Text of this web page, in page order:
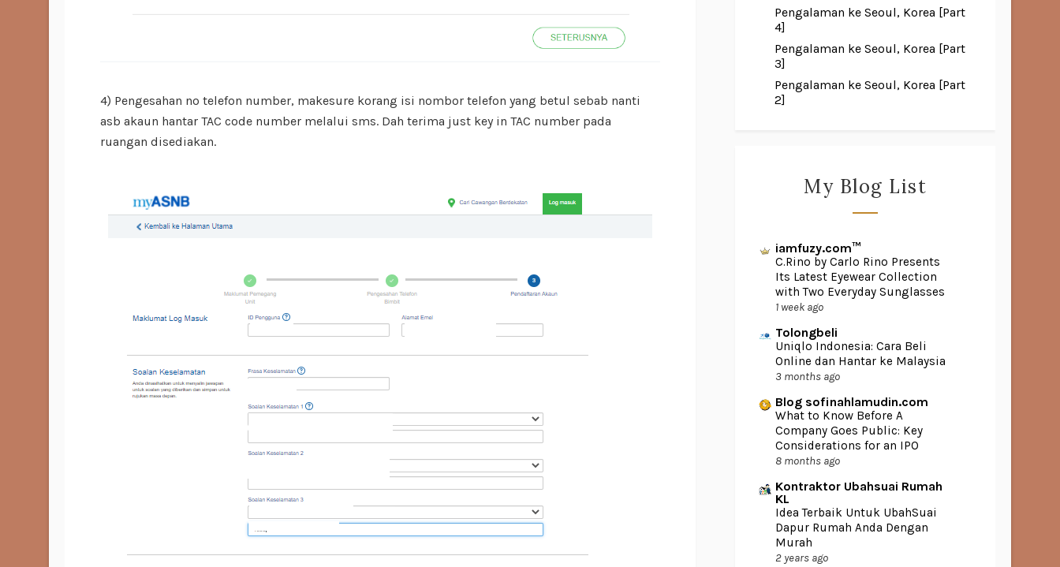
4) Pengesahan no telefon number, makesure korang isi nombor telefon yang betul sebab nanti
asb akaun hantar TAC code number melalui sms. Dah terima just key in TAC number pada
ruangan disediakan.
Pengalaman ke Seoul, Korea [Part
4]
Pengalaman ke Seoul, Korea [Part
3]
Pengalaman ke Seoul, Korea [Part
2]
My Blog List
iamfuzy.com™
C.Rino by Carlo Rino Presents
Its Latest Eyewear Collection
with Two Everyday Sunglasses
1 week ago
Tolongbeli
Uniqlo Indonesia: Cara Beli
Online dan Hantar ke Malaysia
3 months ago
Blog sofinahlamudin.com
What to Know Before A
Company Goes Public: Key
Considerations for an IPO
8 months ago
Kontraktor Ubahsuai Rumah
KL
Idea Terbaik Untuk UbahSuai
Dapur Rumah Anda Dengan
Murah
2 years ago